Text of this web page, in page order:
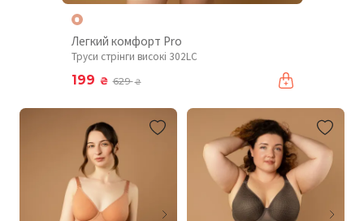
Легкий комфорт Pro
Труси стрінги високі 302LC
199 ₴ 629₴